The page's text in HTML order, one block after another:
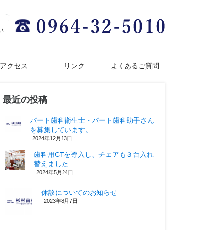
アクセス リンク よくあるご質問
最近の投稿
パート歯科衛生士・パート歯科助手さん
を募集しています。
2024年12月13日
歯科用CTを導入し、チェアも３台入れ
替えました
2024年5月24日
休診についてのお知らせ
2023年8月7日